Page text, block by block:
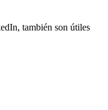
también son útiles